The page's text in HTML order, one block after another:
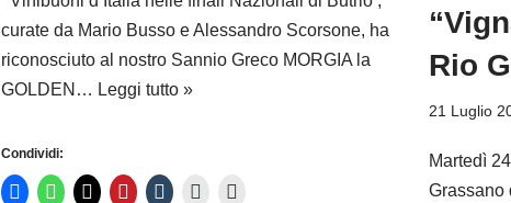
curate da Mario Busso e Alessandro Scorsone, ha
riconosciuto al nostro Sannio Greco MORGIA la
GOLDEN… Leggi tutto »
Condividi:
Rio
21 Luglio
Martedì
Grassano